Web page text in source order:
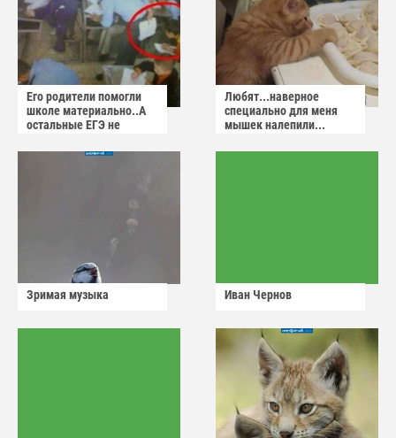
Его родители помогли
школе материально..А
остальные ЕГЭ не
Любят...наверное
специально для меня
мышек налепили...
Зримая музыка Иван Чернов